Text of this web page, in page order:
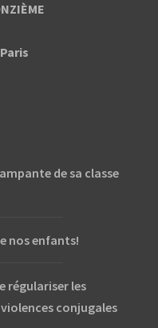
de sa classe
nos enfants!
régulariser les
conjugales